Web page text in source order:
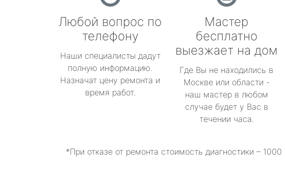
Любой вопрос по
телефону
Наши специалисты дадут
полную информацию.
Назначат цену ремонта и
время работ.
Мастер
бесплатно
выезжает на дом
Где Вы не находились в
Москве или области -
наш мастер в любом
случае будет у Вас в
течении часа.
*При отказе от ремонта стоимость диагностики – 1000